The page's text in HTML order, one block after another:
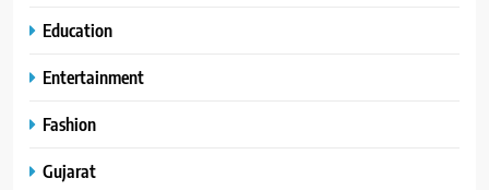
Education
Entertainment
Fashion
Gujarat